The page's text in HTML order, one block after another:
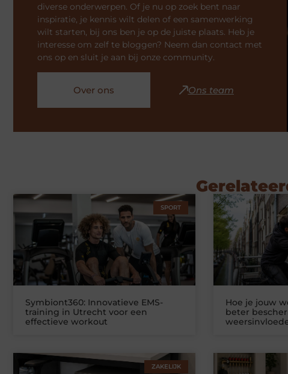
diverse onderwerpen. Of je nu op zoek bent naar
inspiratie, je kennis wilt delen of een samenwerking
wilt starten, bij ons ben je op de juiste plaats. Heb je
interesse om zelf te bloggen? Neem dan contact met
ons op en sluit je aan bij onze community.
Over ons Ons team
SPORT
Symbiont360: Innovatieve EMS-
training in Utrecht voor een
effectieve workout
Hoe je jouw
beter
ZAKELIJK